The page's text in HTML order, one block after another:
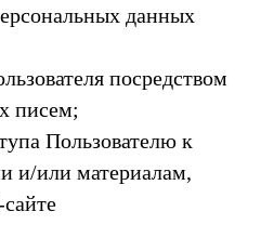
данных
посредством
писем;
Пользователю к
и/или материалам,